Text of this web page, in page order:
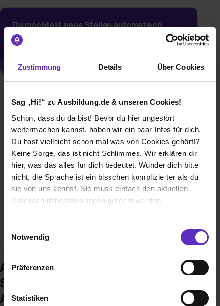
Zustimmung Details Über Cookies
Sag „Hi!“ zu Ausbildung.de & unseren Cookies!
Schön, dass du da bist! Bevor du hier ungestört
weitermachen kannst, haben wir ein paar Infos für dich.
Du hast vielleicht schon mal was von Cookies gehört!?
Keine Sorge, das ist nicht Schlimmes. Wir erklären dir
hier, was das alles für dich bedeutet. Wunder dich bitte
nicht, die Sprache ist ein bisschen komplizierter als du
sie von uns kennst. Sie muss einfach den aktuellen
Datenschutzbestimmungen gerecht werden.
Benutzung der Webseite getroffenen Einstellungen zu
Webseite zu analysieren („Statistiken“), um
Notwendig
Präferenzen
Statistiken
Du möchtest neue Stellen automatisch
zugeschickt bekommen?
H. Schüssler Klima-Service, Klima-, Regel-,
Anlagentechnik GmbH
Geiersbergstraße 1
63811 Stockstadt am Main
06027 - 41910
E-Mail anzeigen
Gründungsjahr 1990
Branche Handwerk
Ausbildung bei H. Schüssler Klima-
Service, Klima-, Regel-,
Anlagentechnik GmbH